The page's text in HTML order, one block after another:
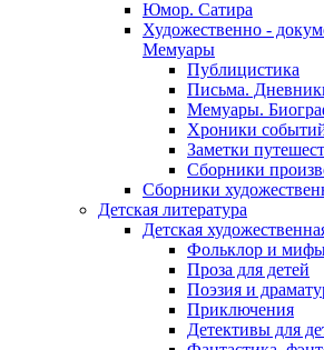
Юмор. Сатира
Художественно -
Мемуары
Публицистика
Письма.
Мемуары.
Хроники
Заметки
Сборники
Сборники
Детская литература
Детская
Фольклор и
Проза для детей
Поэзия и
Приключения
Детективы для